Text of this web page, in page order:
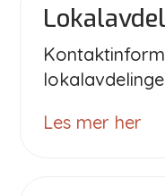
Les mer her